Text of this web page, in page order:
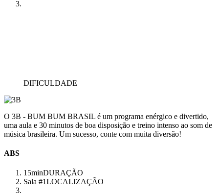
DIFICULDADE
O 3B - BUM BUM BRASIL é um programa enérgico e divertido,
uma aula e 30 minutos de boa disposição e treino intenso ao som de
música brasileira. Um sucesso, conte com muita diversão!
ABS
15minDURAÇÃO
Sala #1LOCALIZAÇÃO